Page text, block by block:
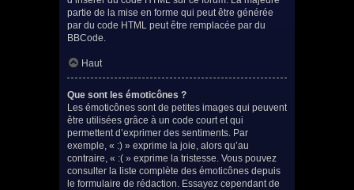
partie de la mise en forme qui peut être générée
par du code HTML peut être remplacée par du
BBCode.
Haut
Que sont les émoticônes ?
Les émoticônes sont de petites images qui peuvent
être utilisées grâce à un code court et qui
permettent d’exprimer des sentiments. Par
exemple, « :) » exprime la joie, alors qu’au
contraire, « :( » exprime la tristesse. Vous pouvez
consulter la liste complète des émoticônes depuis
le formulaire de rédaction. Essayez cependant de